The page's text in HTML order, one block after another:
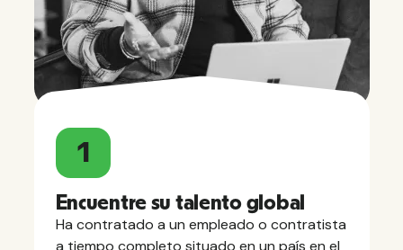
1
Encuentre su talento global
Ha contratado a un empleado o contratista
a tiempo completo situado en un país en el